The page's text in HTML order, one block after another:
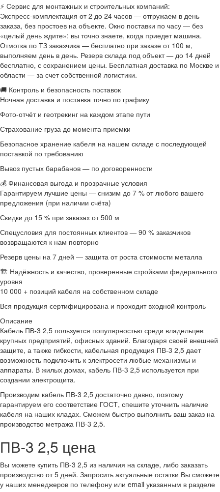
⚡ Сервис для монтажных и строительных компаний:
Экспресс-комплектация от 2 до 24 часов — отгружаем в день
заказа, без простоев на объекте. Окно поставки по часу — без
«целый день ждите»: вы точно знаете, когда приедет машина.
Отмотка по ТЗ заказчика — бесплатно при заказе от 100 м,
выполняем день в день. Резерв склада под объект — до 14 дней
бесплатно, с сохранением цены. Бесплатная доставка по Москве и
области — за счет собственной логистики.
🚚 Контроль и безопасность поставок
Ночная доставка и поставка точно по графику
Фото-отчёт и геотрекинг на каждом этапе пути
Страхование груза до момента приемки
Безопасное хранение кабеля на нашем складе с последующей
поставкой по требованию
Вывоз пустых барабанов — по договоренности
💰 Финансовая выгода и прозрачные условия
Гарантируем лучшие цены — снизим до 7 % от любого вашего
предложения (при наличии счёта)
Скидки до 15 % при заказах от 500 м
Спецусловия для постоянных клиентов — 90 % заказчиков
возвращаются к нам повторно
Резерв цены на 7 дней — защита от роста стоимости металла
🏗 Надёжность и качество, проверенные стройками федерального
уровня
10 000 + позиций кабеля на собственном складе
Вся продукция сертифицирована и проходит входной контроль
Описание
Кабель ПВ-3 2,5 пользуется популярностью среди владельцев
крупных предприятий, офисных зданий. Благодаря своей внешней
защите, а также гибкости, кабельная продукция ПВ-3 2,5 дает
возможность подключить к электросети любые механизмы и
аппараты. В жилых домах, кабель ПВ-3 2,5 используется при
создании электрощита.
Производим кабель ПВ-3 2,5 достаточно давно, поэтому
гарантируем его соответствие ГОСТ, спешите уточнить наличие
кабеля на наших кладах. Сможем быстро выполнить ваш заказ на
производство метража ПВ-3 2,5.
ПВ-3 2,5 цена
Вы можете купить ПВ-3 2,5 из наличия на складе, либо заказать
производство от 5 дней. Запросить актуальные остатки Вы сможете
у наших менеджеров по телефону или email указанным в разделе